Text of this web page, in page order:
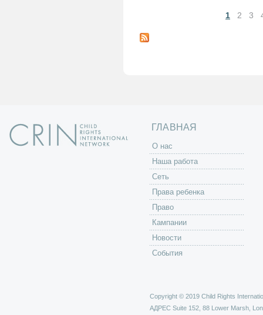
т
1 2 3
ГЛАВНАЯ
O нас
Наша работа
Сеть
Права ребенка
Право
Кампании
Новости
События
Copyright © 2019 Child Rights
АДРЕС Suite 152, 88 Lower Marsh,